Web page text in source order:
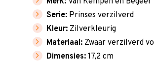
chevron_right Serie: Prinses verzilverd
chevron_right Kleur: Zilverkleurig
chevron_right Materiaal: Zwaar verzilverd
chevron_right Dimensies: 17,2 cm